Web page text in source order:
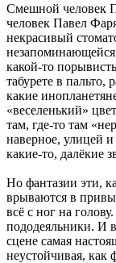
Смешной человек
человек Павел
некрасивый
какой-то
табурете в пальто,
какие
«веселенький»
там, где-то там
наверное, улицей
какие-то, далёкие
Но фантазии эти,
врываются в
всё с ног на
пододеяльники. И
сцене самая
неустойчивая, как